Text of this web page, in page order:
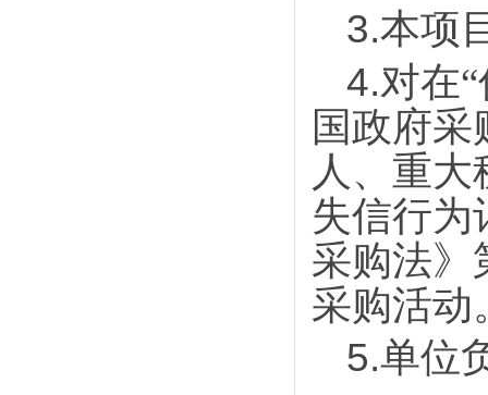
3.本项
4.对在
国政府采
人、重
失信行为
采购法》
采购活动
5.单位